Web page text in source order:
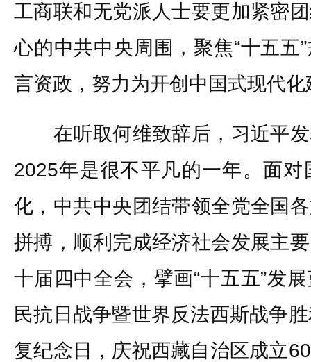
工商联和无党派人士要更加紧密
心的中共中央周围，聚焦“十五五
言资政，努力为开创中国式现代
在听取何维致辞后，习近平发
2025年是很不平凡的一年。面
化，中共中央团结带领全党全国
拼搏，顺利完成经济社会发展主
十届四中全会，擘画“十五五”发
民抗日战争暨世界反法西斯战争
复纪念日，庆祝西藏自治区成立